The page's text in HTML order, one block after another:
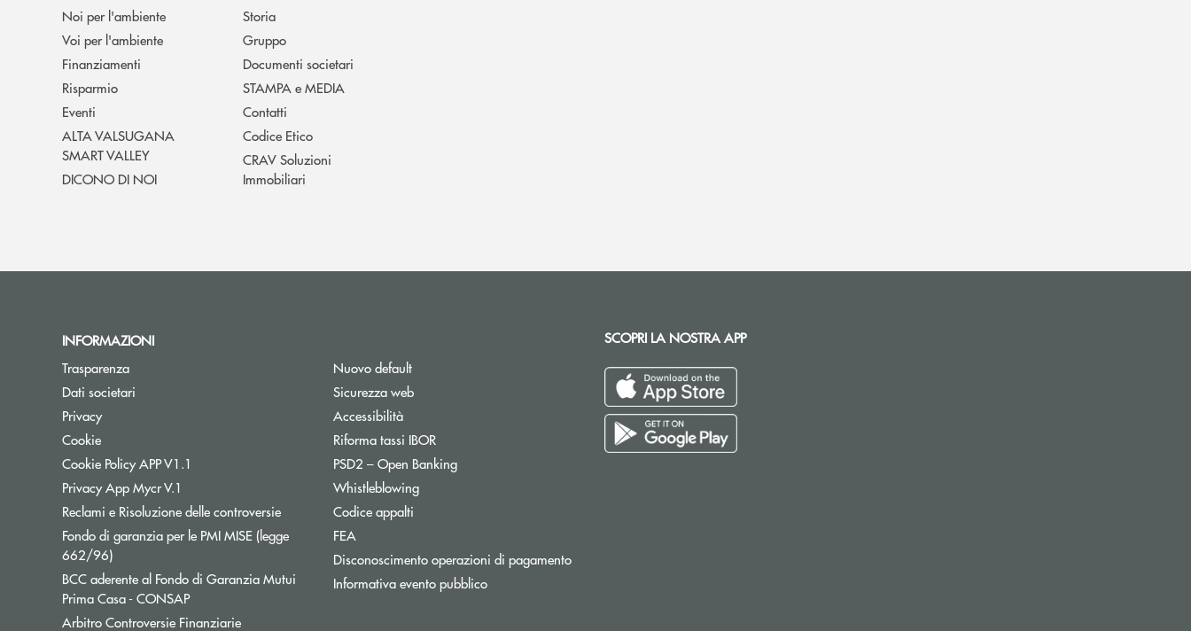
Noi per l'ambiente
Voi per l'ambiente
Finanziamenti
Risparmio
Eventi
ALTA VALSUGANA
SMART VALLEY
DICONO DI NOI
Storia
Gruppo
Documenti societari
STAMPA e MEDIA
Contatti
Codice Etico
CRAV Soluzioni
Immobiliari
INFORMAZIONI
Trasparenza
Dati societari
Privacy
Cookie
Cookie Policy APP V1.1
Privacy App Mycr V.1
Reclami e Risoluzione delle controversie
Fondo di garanzia per le PMI MISE (legge
662/96)Apre una nuova finestra
BCC aderente al Fondo di Garanzia Mutui
Prima Casa - CONSAPApre una nuova finestra
Arbitro Controversie FinanziarieApre una nuova finestra
Nuovo default
Sicurezza web
Accessibilità
Riforma tassi IBOR
PSD2 – Open BankingApre una nuova finestra
Whistleblowing
Codice appalti
FEA
Disconoscimento operazioni di pagamentoApre una nuova finestra
Informativa evento pubblico
SCOPRI LA NOSTRA APP